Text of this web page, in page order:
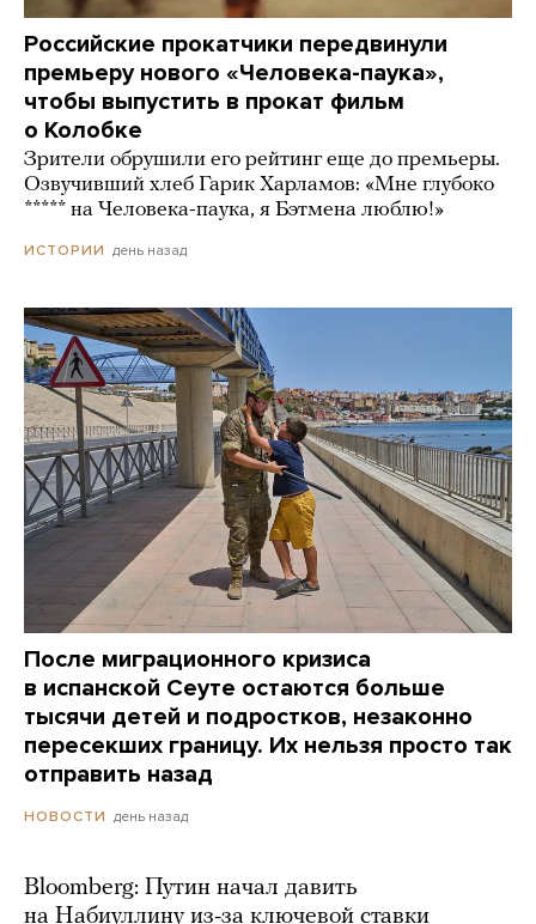
Российские прокатчики передвинули
премьеру нового «Человека-паука»,
чтобы выпустить в прокат фильм
о Колобке
Зрители обрушили его рейтинг еще до премьеры.
Озвучивший хлеб Гарик Харламов: «Мне глубоко
***** на Человека-паука, я Бэтмена люблю!»
ИСТОРИИ день назад
После миграционного кризиса
в испанской Сеуте остаются больше
тысячи детей и подростков, незаконно
пересекших границу. Их нельзя просто так
отправить назад
НОВОСТИ день назад
Bloomberg: Путин начал давить
на Набиуллину из-за ключевой ставки